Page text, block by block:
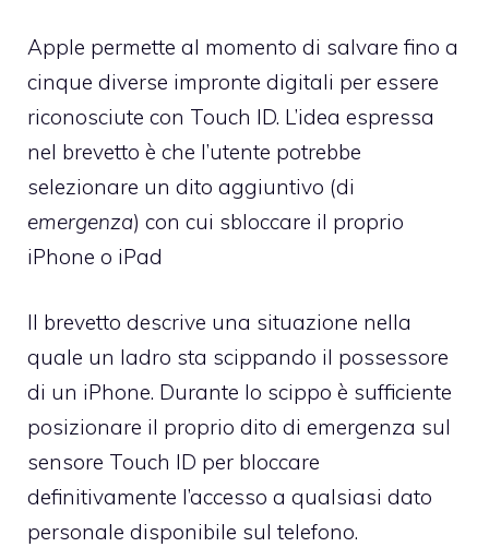
Apple permette al momento di salvare fino a
cinque diverse impronte digitali per essere
riconosciute con Touch ID. L’idea espressa
nel brevetto è che l’utente potrebbe
selezionare un dito aggiuntivo (di
emergenza) con cui sbloccare il proprio
iPhone o iPad
Il brevetto descrive una situazione nella
quale un ladro sta scippando il possessore
di un iPhone. Durante lo scippo è sufficiente
posizionare il proprio dito di emergenza sul
sensore Touch ID per bloccare
definitivamente l’accesso a qualsiasi dato
personale disponibile sul telefono.